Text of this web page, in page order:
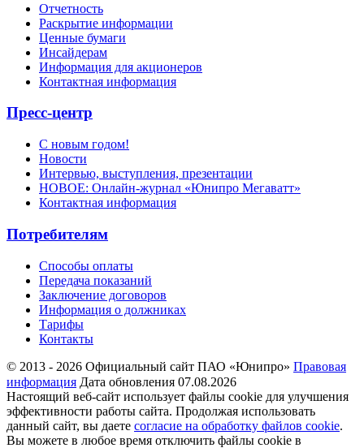
Отчетность
Раскрытие информации
Ценные бумаги
Инсайдерам
Информация для акционеров
Контактная информация
Пресс-центр
С новым годом!
Новости
Интервью, выступления, презентации
НОВОЕ: Онлайн-журнал «Юнипро Мегаватт»
Контактная информация
Потребителям
Способы оплаты
Передача показаний
Заключение договоров
Информация о должниках
Тарифы
Контакты
© 2013 - 2026 Официальный сайт ПАО «Юнипро» Правовая
информация Дата обновления 07.08.2026
Настоящий веб-сайт использует файлы cookie для улучшения
эффективности работы сайта. Продолжая использовать
данный сайт, вы даете согласие на обработку файлов cookie.
Вы можете в любое время отключить файлы cookie в